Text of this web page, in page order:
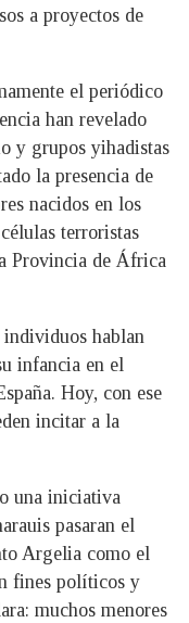
a proyectos de
el periódico
han revelado
y grupos yihadistas
la presencia de
nacidos en los
terroristas
Provincia de África
individuos hablan
infancia en el
Hoy, con ese
incitar a la
una iniciativa
pasaran el
Argelia como el
fines políticos y
muchos menores